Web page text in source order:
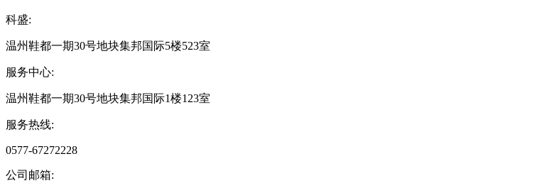
科盛:
温州鞋都一期30号地块集邦国际5楼523室
服务中心:
温州鞋都一期30号地块集邦国际1楼123室
服务热线:
0577-67272228
公司邮箱: